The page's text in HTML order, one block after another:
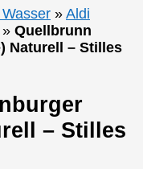
» Aldi
» Quellbrunn
Naturell – Stilles
– Stilles